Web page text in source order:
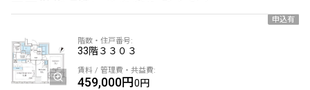
申込有
33階３３０３
459,000円0円